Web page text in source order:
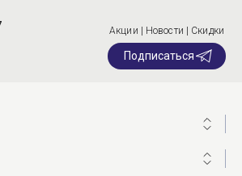
Акции | Новости | Скидки
Подписаться